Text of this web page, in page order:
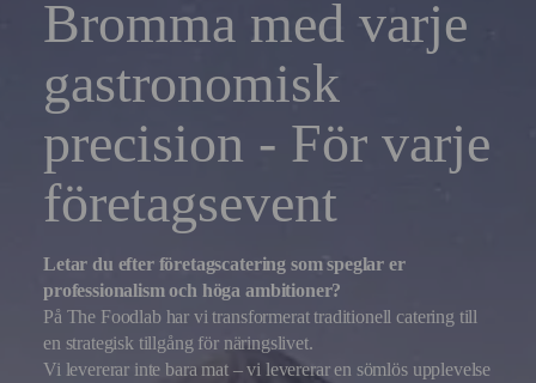
Bromma med varje
gastronomisk
precision - För varje
företagsevent
Letar du efter företagscatering som speglar er
professionalism och höga ambitioner?
På The Foodlab har vi transformerat traditionell catering till
en strategisk tillgång för näringslivet.
Vi levererar inte bara mat – vi levererar en sömlös upplevelse